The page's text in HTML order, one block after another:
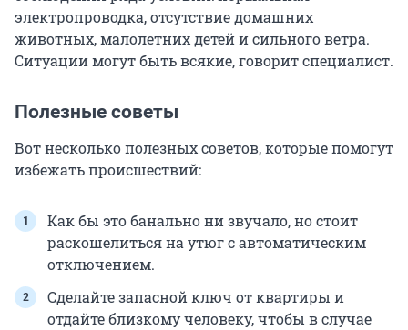
электропроводка, отсутствие домашних
животных, малолетних детей и сильного ветра.
Ситуации могут быть всякие, говорит специалист.
Полезные советы
Вот несколько полезных советов, которые помогут
избежать происшествий:
Как бы это банально ни звучало, но стоит
раскошелиться на утюг с автоматическим
отключением.
Сделайте запасной ключ от квартиры и
отдайте близкому человеку, чтобы в случае